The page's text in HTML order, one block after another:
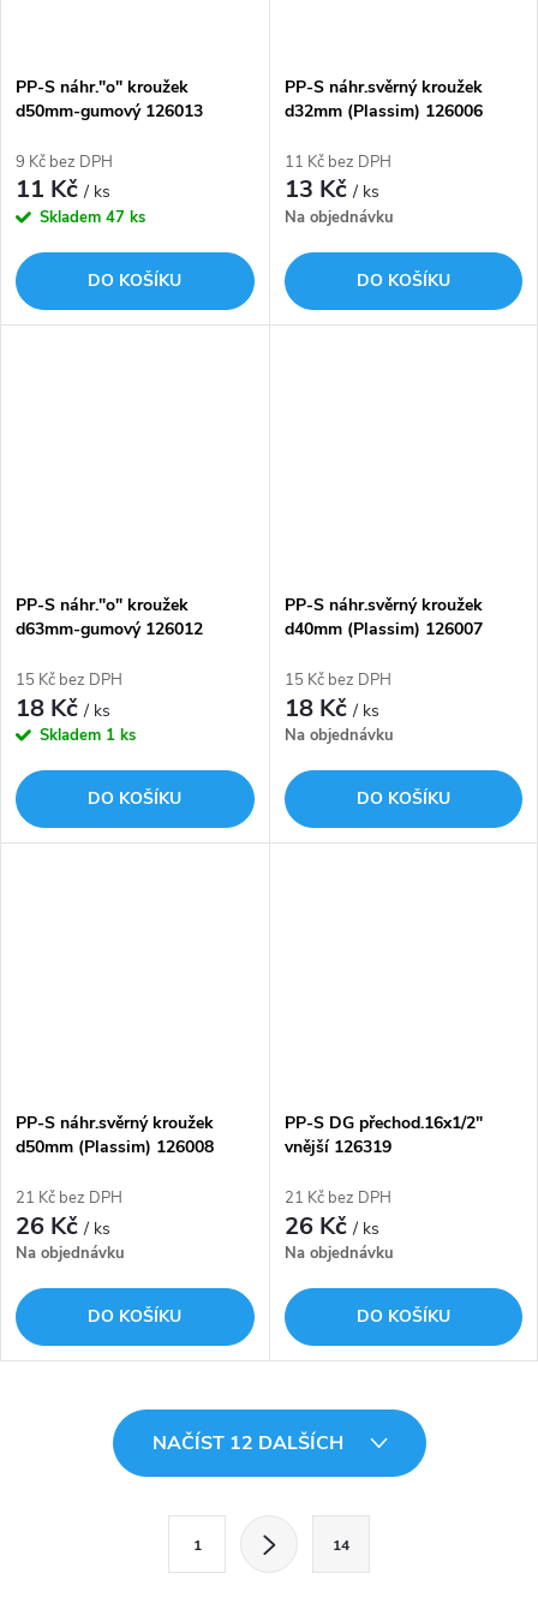
PP-S náhr."o" kroužek
d50mm-gumový 126013
9 Kč bez DPH
11 Kč/ ks
Skladem 47 ks
DO KOŠÍKU
PP-S náhr.svěrný kroužek
d32mm (Plassim) 126006
11 Kč bez DPH
13 Kč/ ks
Na objednávku
DO KOŠÍKU
PP-S náhr."o" kroužek
d63mm-gumový 126012
15 Kč bez DPH
18 Kč/ ks
Skladem 1 ks
DO KOŠÍKU
PP-S náhr.svěrný kroužek
d40mm (Plassim) 126007
15 Kč bez DPH
18 Kč/ ks
Na objednávku
DO KOŠÍKU
PP-S náhr.svěrný kroužek
d50mm (Plassim) 126008
21 Kč bez DPH
26 Kč/ ks
Na objednávku
DO KOŠÍKU
PP-S DG přechod.16x1/2"
vnější 126319
21 Kč bez DPH
26 Kč/ ks
Na objednávku
DO KOŠÍKU
NAČÍST 12 DALŠÍCH
1 14